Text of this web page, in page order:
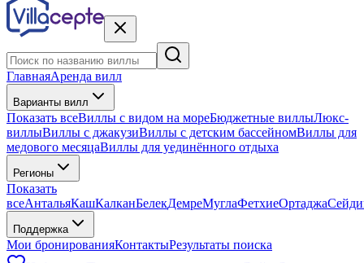
ГлавнаяАренда вилл
Варианты вилл
Показать всеВиллы с видом на мореБюджетные виллыЛюкс-
виллыВиллы с джакузиВиллы с детским бассейномВиллы для
медового месяцаВиллы для уединённого отдыха
Регионы
Показать
всеАнтальяКашКалканБелекДемреМуглаФетхиеОртаджа
Поддержка
Мои бронированияКонтактыРезультаты поиска